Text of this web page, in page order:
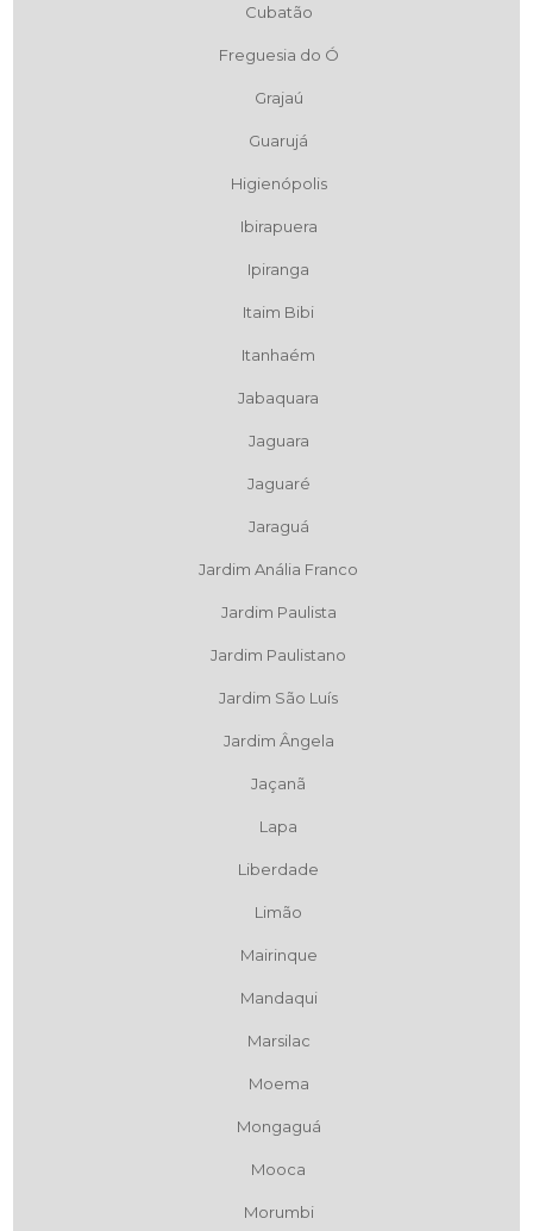
Cubatão
Freguesia do Ó
Grajaú
Guarujá
Higienópolis
Ibirapuera
Ipiranga
Itaim Bibi
Itanhaém
Jabaquara
Jaguara
Jaguaré
Jaraguá
Jardim Anália Franco
Jardim Paulista
Jardim Paulistano
Jardim São Luís
Jardim Ângela
Jaçanã
Lapa
Liberdade
Limão
Mairinque
Mandaqui
Marsilac
Moema
Mongaguá
Mooca
Morumbi